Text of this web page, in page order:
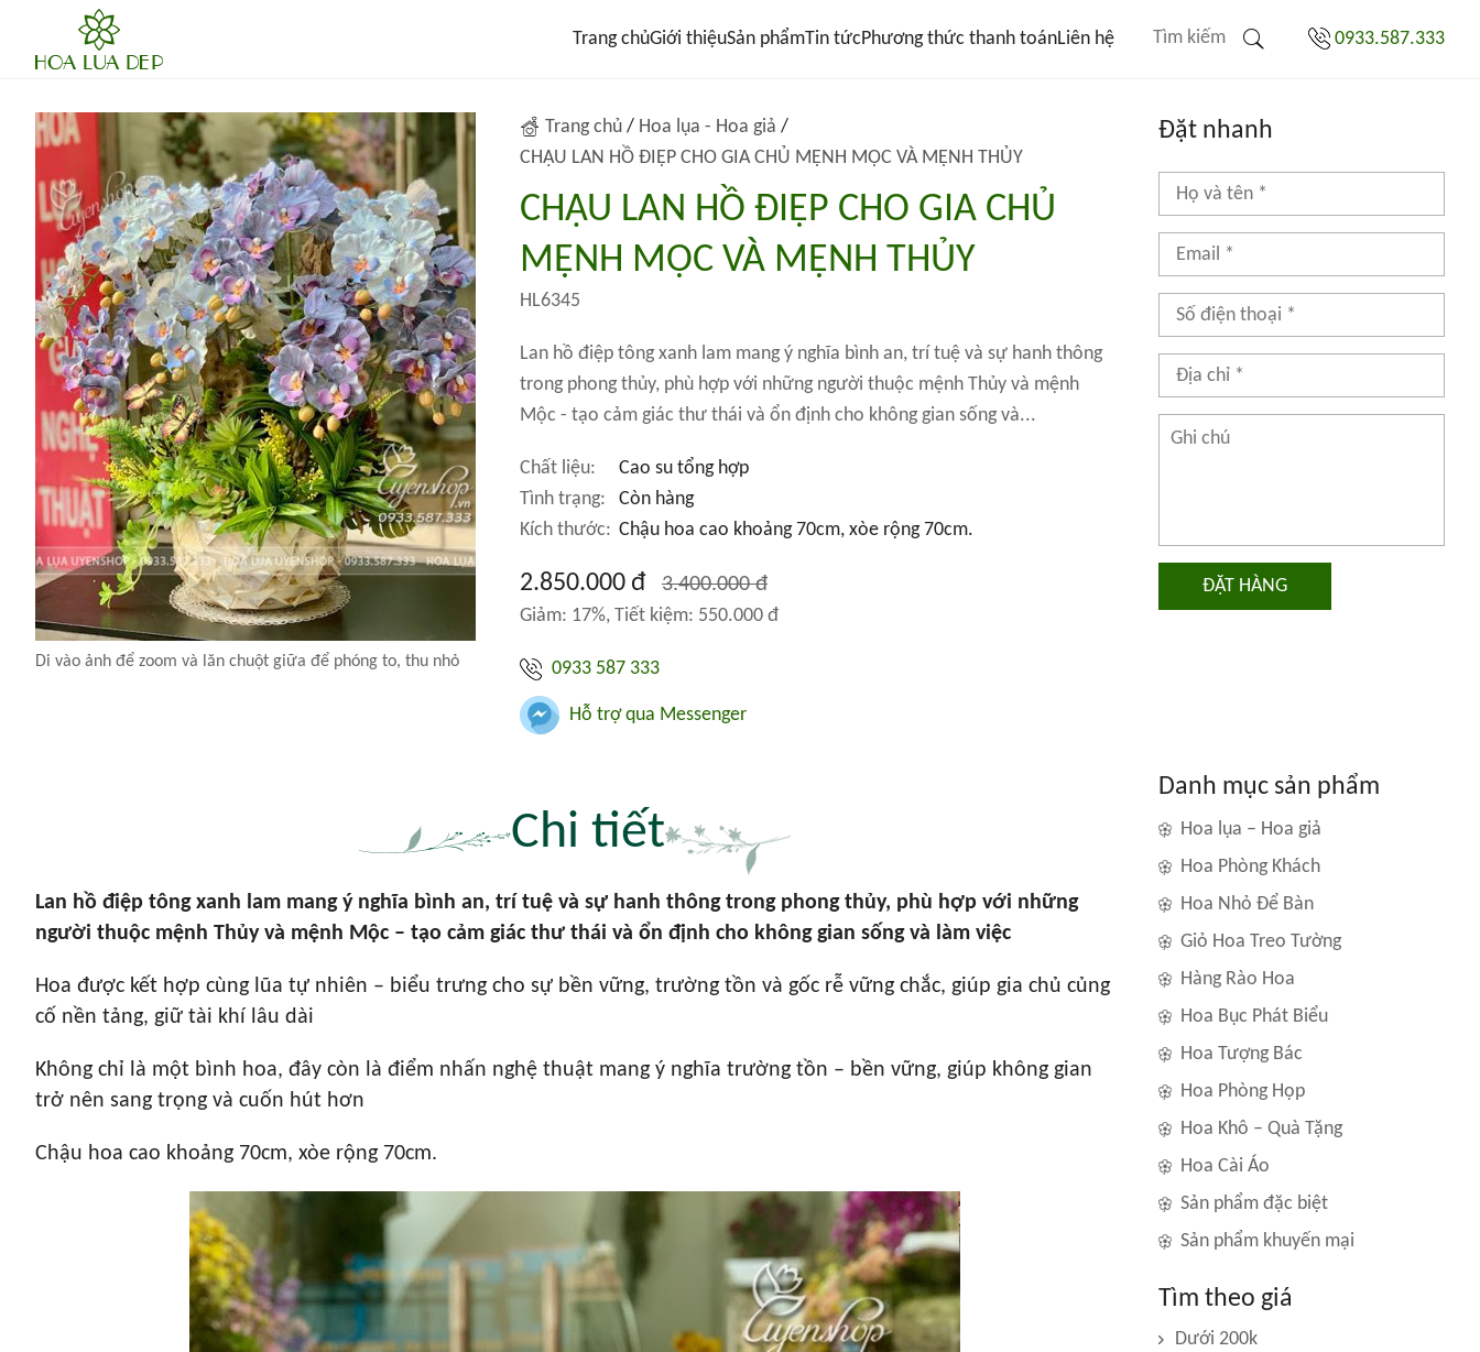
Trang chủGiới thiệuSản phẩmTin tức Phương thức thanh toánLiên hệ 0933.587.333
Di vào ảnh để zoom và lăn chuột giữa để phóng to, thu nhỏ
Trang chủ / Hoa lụa - Hoa giả /
CHẬU LAN HỒ ĐIỆP CHO GIA CHỦ MỆNH MỘC VÀ MỆNH THỦY
CHẬU LAN HỒ ĐIỆP CHO GIA CHỦ
MỆNH MỘC VÀ MỆNH THỦY
HL6345
Lan hồ điệp tông xanh lam mang ý nghĩa bình an, trí tuệ và sự hanh thông
trong phong thủy, phù hợp với những người thuộc mệnh Thủy và mệnh
Mộc - tạo cảm giác thư thái và ổn định cho không gian sống và...
Chất liệu:
Cao su tổng hợp
Tình trạng:
Còn hàng
Kích thước: Chậu hoa cao khoảng 70cm, xòe rộng 70cm.
2.850.000 đ 3.400.000 đ
Giảm: 17%, Tiết kiệm: 550.000 đ
0933 587 333
Hỗ trợ qua Messenger
Đặt nhanh
ĐẶT HÀNG
Chi tiết
Lan hồ điệp tông xanh lam mang ý nghĩa bình an, trí tuệ và sự hanh thông trong phong thủy, phù hợp với những
người thuộc mệnh Thủy và mệnh Mộc – tạo cảm giác thư thái và ổn định cho không gian sống và làm việc
Hoa được kết hợp cùng lũa tự nhiên – biểu trưng cho sự bền vững, trường tồn và gốc rễ vững chắc, giúp gia chủ củng
cố nền tảng, giữ tài khí lâu dài
Không chỉ là một bình hoa, đây còn là điểm nhấn nghệ thuật mang ý nghĩa trường tồn – bền vững, giúp không gian
trở nên sang trọng và cuốn hút hơn
Chậu hoa cao khoảng 70cm, xòe rộng 70cm.
Danh mục sản phẩm
Hoa lụa – Hoa giả
Hoa Phòng Khách
Hoa Nhỏ Để Bàn
Giỏ Hoa Treo Tường
Hàng Rào Hoa
Hoa Bục Phát Biểu
Hoa Tượng Bác
Hoa Phòng Họp
Hoa Khô – Quà Tặng
Hoa Cài Áo
Sản phẩm đặc biệt
Sản phẩm khuyến mại
Tìm theo giá
Dưới 200k